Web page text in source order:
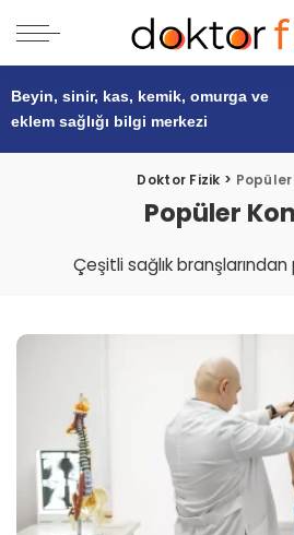
Beyin, sinir, kas, kemik, omurga ve
eklem sağlığı bilgi merkezi
Doktor Fizik >
Popüler
Çeşitli sağlık